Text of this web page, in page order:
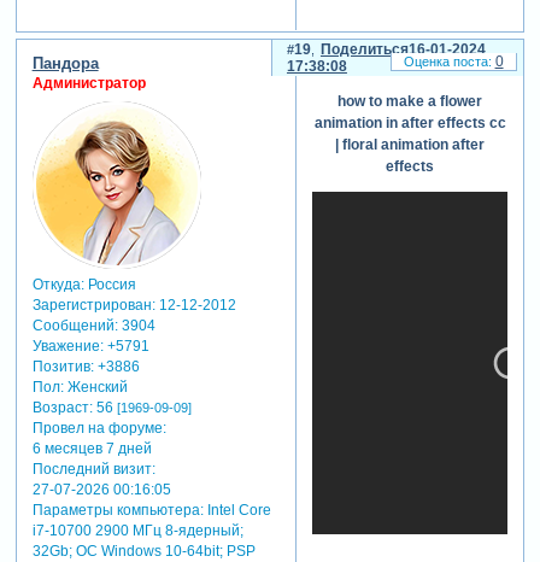
Поделиться
19
16-01-2024
17:38:08
Пандора
Администратор
Откуда:Россия
Зарегистрирован: 12-12-2012
Сообщений:3904
Уважение: +5791
Позитив: +3886
Пол:Женский
Возраст:56 [1969-09-09]
Провел на форуме:
6 месяцев 7 дней
Последний визит:
27-07-2026 00:16:05
Параметры компьютера:Intel Core
i7-10700 2900 МГц 8-ядерный;
32Gb; ОС Windows 10-64bit; PSP
how to make a flower
animation in after effects cc
| floral animation after
effects
0